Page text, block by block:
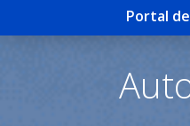
Portal
Seguro de